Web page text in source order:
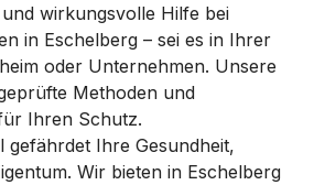
wirkungsvolle Hilfe bei
in Eschelberg – sei es in Ihrer
oder Unternehmen. Unsere
Methoden und
Ihren Schutz.
gefährdet Ihre Gesundheit,
Wir bieten in Eschelberg